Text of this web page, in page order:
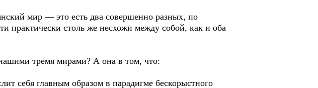
мир — это есть два совершенно разных, по
столь же несхожи между собой, как и оба
тремя мирами? А она в том, что:
себя главным образом в парадигме бескорыстного